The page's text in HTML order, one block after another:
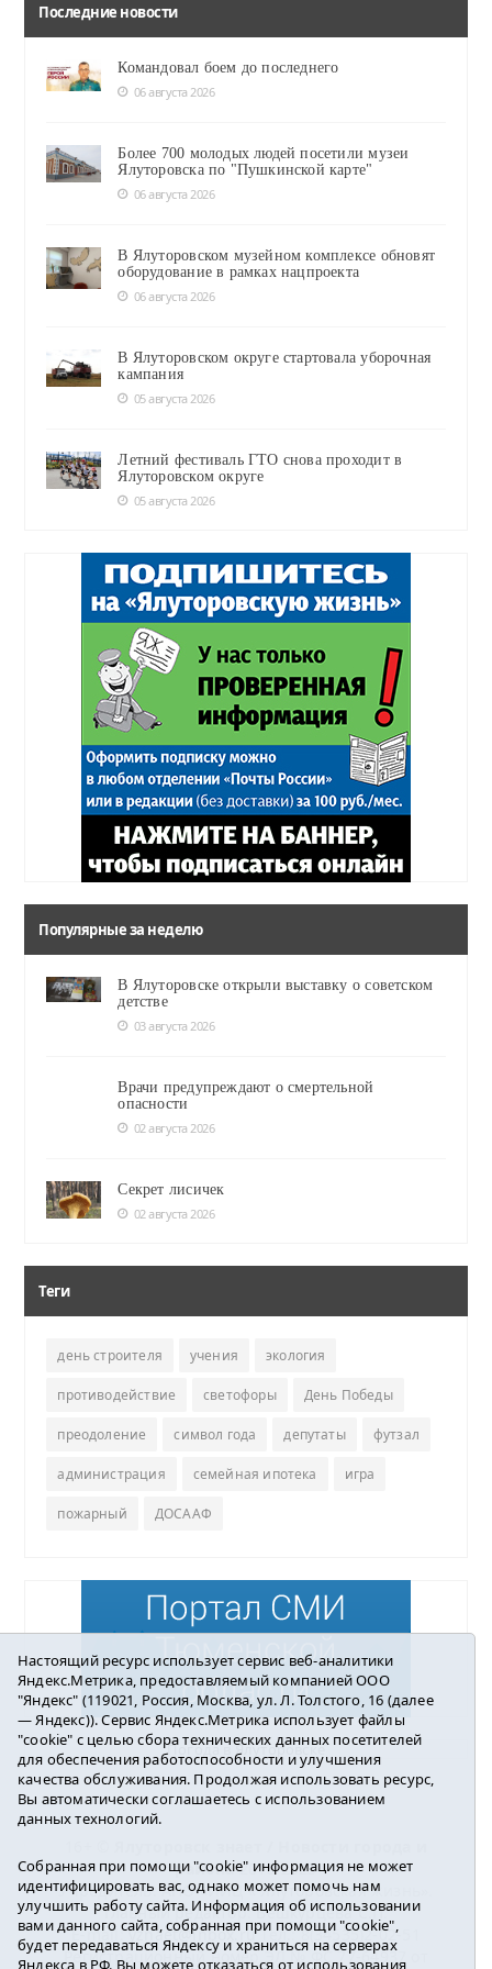
Последние новости
Командовал боем до последнего
06 августа 2026
Более 700 молодых людей посетили музеи
Ялуторовска по "Пушкинской карте"
06 августа 2026
В Ялуторовском музейном комплексе обновят
оборудование в рамках нацпроекта
06 августа 2026
В Ялуторовском округе стартовала уборочная
кампания
05 августа 2026
Летний фестиваль ГТО снова проходит в
Ялуторовском округе
05 августа 2026
Популярные за неделю
В Ялуторовске открыли выставку о советском
детстве
03 августа 2026
Врачи предупреждают о смертельной
опасности
02 августа 2026
Секрет лисичек
02 августа 2026
Теги
день строителя учения экология
противодействие светофоры День Победы
преодоление символ года депутаты футзал
администрация семейная ипотека игра
пожарный ДОСААФ
Погода в Ялуторовске
района2016-2023
Учредитель: АНО «ИИЦ « Ялуторовская жизнь».
Главный редактор: Вешкурцева С.П.
E-mail:yznaet@inbox.ruТел.: 8(34535)2-02-51
Регистрационный номер ЭЛ № ФС 77-64937 от
Настоящий ресурс использует сервис веб-аналитики
Яндекс.Метрика, предоставляемый компанией ООО
"Яндекс" (119021, Россия, Москва, ул. Л. Толстого, 16 (далее
— Яндекс)). Сервис Яндекс.Метрика использует файлы
"cookie" с целью сбора технических данных посетителей
для обеспечения работоспособности и улучшения
качества обслуживания. Продолжая использовать ресурс,
Вы автоматически соглашаетесь с использованием
данных технологий.
Собранная при помощи "cookie" информация не может
идентифицировать вас, однако может помочь нам
улучшить работу сайта. Информация об использовании
вами данного сайта, собранная при помощи "cookie",
будет передаваться Яндексу и храниться на серверах
Яндекса в РФ. Вы можете отказаться от использования